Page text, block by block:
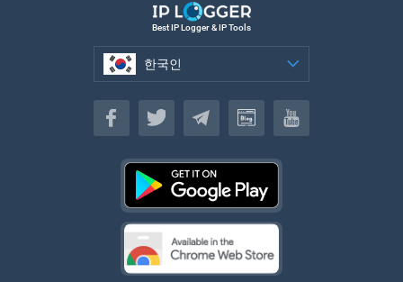
Best IP Logger & IP Tools
한국인
한국인